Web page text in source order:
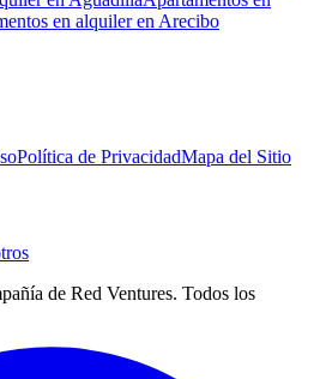
en alquiler en Arecibo
Política de PrivacidadMapa del Sitio
de Red Ventures. Todos los